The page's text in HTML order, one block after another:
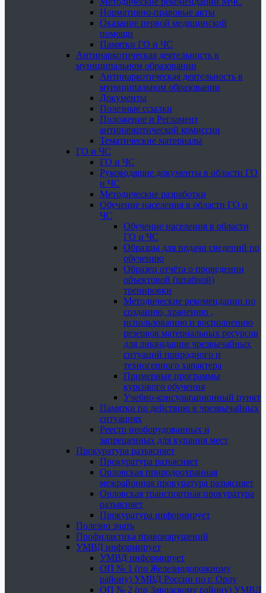
Нормативно-правовые акты
Оказание первой медицинской
помощи
Памятки ГО и ЧС
Антинаркотическая деятельность в
муниципальном образовании
Антинаркотическая деятельность в
муниципальном образовании
Документы
Полезные ссылки
Положение и Регламент
антинаркотической комиссии
Тематические материалы
ГО и ЧС
ГО и ЧС
Руководящие документы в области ГО
и ЧС
Методические разработки
Обучение населения в области ГО и
ЧС
Обучение населения в области
ГО и ЧС
Образцы для подачи сведений по
обучению
Образец отчёта о проведении
объектовой (штабной)
тренировки
Методические рекомендации по
созданию, хранению ,
использованию и восполнению
резервов материальных ресурсов
для ликвидации чрезвычайных
ситуаций природного и
техногенного характера
Примерные программы
курсового обучения
Учебно-консультационный пункт
Памятки по действию в чрезвычайных
ситуациях
Реестр необорудованных и
запрещенных для купания мест
Прокуратура разъясняет
Прокуратура разъясняет
Орловская природоохранная
межрайонная прокуратура разъясняет
Орловская транспортная прокуратура
разъясняет
Прокуратура информирует
Полезно знать
Профилактика правонарушений
УМВД информирует
УМВД информирует
ОП № 1 (по Железнодорожному
району) УМВД России по г. Орлу
ОП № 2 (по Заводскому району) УМВД